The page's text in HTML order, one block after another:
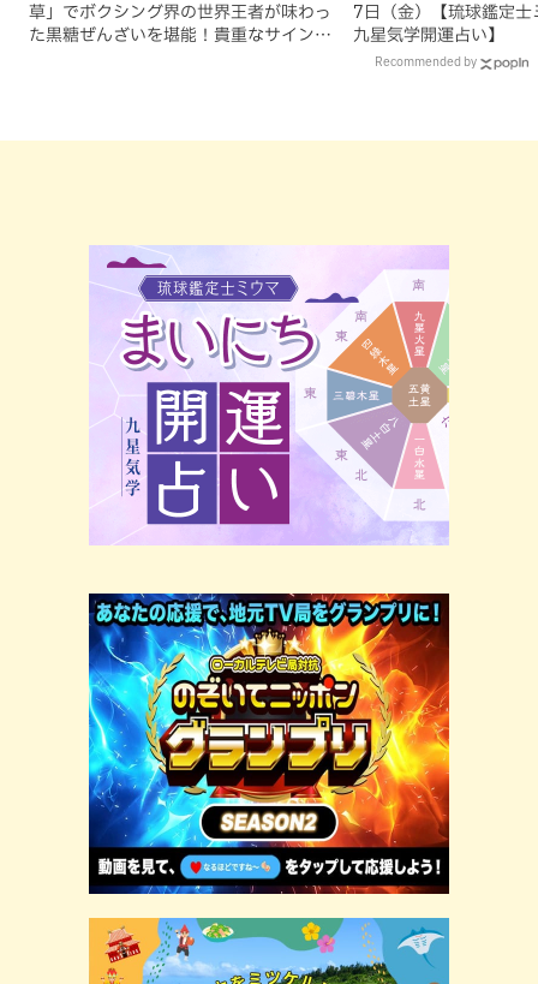
草」でボクシング界の世界王者が味わっ
た黒糖ぜんざいを堪能！貴重なサインと
7日（金）【琉球鑑定士
九星気学開運占い】
Recommended by